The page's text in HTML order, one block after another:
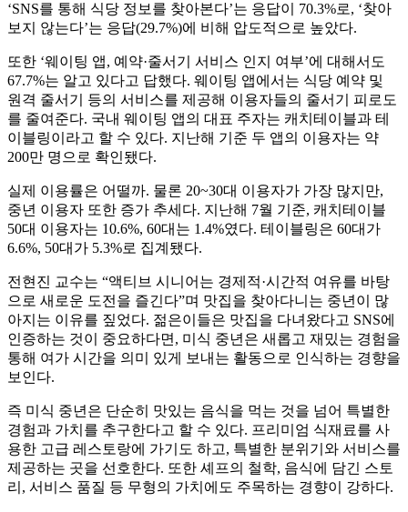
‘SNS를 통해 식당 정보를 찾아본다’는 응답이 70.3%로, ‘찾아
보지 않는다’는 응답(29.7%)에 비해 압도적으로 높았다.
또한 ‘웨이팅 앱, 예약·줄서기 서비스 인지 여부’에 대해서도
67.7%는 알고 있다고 답했다. 웨이팅 앱에서는 식당 예약 및
원격 줄서기 등의 서비스를 제공해 이용자들의 줄서기 피로도
를 줄여준다. 국내 웨이팅 앱의 대표 주자는 캐치테이블과 테
이블링이라고 할 수 있다. 지난해 기준 두 앱의 이용자는 약
200만 명으로 확인됐다.
실제 이용률은 어떨까. 물론 20~30대 이용자가 가장 많지만,
중년 이용자 또한 증가 추세다. 지난해 7월 기준, 캐치테이블
50대 이용자는 10.6%, 60대는 1.4%였다. 테이블링은 60대가
6.6%, 50대가 5.3%로 집계됐다.
전현진 교수는 “액티브 시니어는 경제적·시간적 여유를 바탕
으로 새로운 도전을 즐긴다”며 맛집을 찾아다니는 중년이 많
아지는 이유를 짚었다. 젊은이들은 맛집을 다녀왔다고 SNS에
인증하는 것이 중요하다면, 미식 중년은 새롭고 재밌는 경험을
통해 여가 시간을 의미 있게 보내는 활동으로 인식하는 경향을
보인다.
즉 미식 중년은 단순히 맛있는 음식을 먹는 것을 넘어 특별한
경험과 가치를 추구한다고 할 수 있다. 프리미엄 식재료를 사
용한 고급 레스토랑에 가기도 하고, 특별한 분위기와 서비스를
제공하는 곳을 선호한다. 또한 셰프의 철학, 음식에 담긴 스토
리, 서비스 품질 등 무형의 가치에도 주목하는 경향이 강하다.